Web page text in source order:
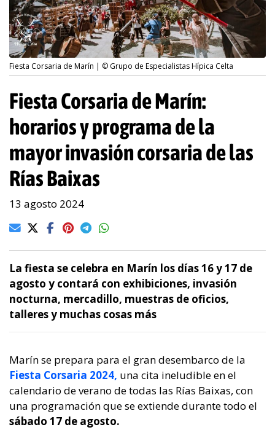
Fiesta Corsaria de Marín | © Grupo de Especialistas Hípica Celta
Fiesta Corsaria de Marín:
horarios y programa de la
mayor invasión corsaria de las
Rías Baixas
13 agosto 2024
La fiesta se celebra en Marín los días 16 y 17 de
agosto y contará con exhibiciones, invasión
nocturna, mercadillo, muestras de oficios,
talleres y muchas cosas más
Marín se prepara para el gran desembarco de la
Fiesta Corsaria 2024, una cita ineludible en el
calendario de verano de todas las Rías Baixas, con
una programación que se extiende durante todo el
sábado 17 de agosto.